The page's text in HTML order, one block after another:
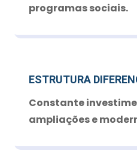
programas sociais.
ESTRUTURA
Constante
ampliações e